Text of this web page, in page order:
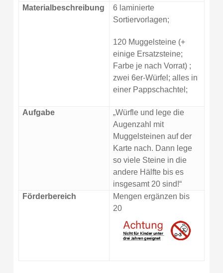
Materialbeschreibung
6 laminierte
Sortiervorlagen;
120 Muggelsteine (+
einige Ersatzsteine;
Farbe je nach Vorrat) ;
zwei 6er-Würfel; alles in
einer Pappschachtel;
Aufgabe
„Würfle und lege die
Augenzahl mit
Muggelsteinen auf der
Karte nach. Dann lege
so viele Steine in die
andere Hälfte bis es
insgesamt 20 sind!“
Förderbereich
Mengen ergänzen bis
20